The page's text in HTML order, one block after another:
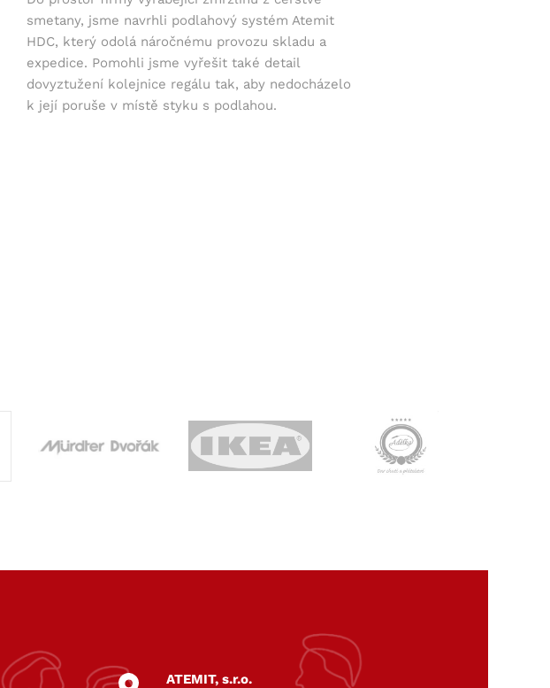
smetany, jsme navrhli podlahový systém Atemit
HDC, který odolá náročnému provozu skladu a
expedice. Pomohli jsme vyřešit také detail
dovyztužení kolejnice regálu tak, aby nedocházelo
k její poruše v místě styku s podlahou.
ATEMIT, s.r.o.